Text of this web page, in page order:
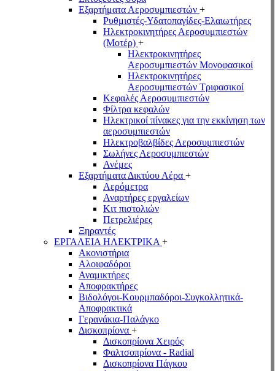
Εξαρτήματα Αεροσυμπιεστών +
Ρυθμιστές-Υδατοπαγίδες-Ελαιωτήρες
Ηλεκτροκινητήρες Αεροσυμπιεστών
(Μοτέρ) +
Ηλεκτροκινητήρες
Αεροσυμπιεστών Μονοφασικοί
Ηλεκτροκινητήρες
Αεροσυμπιεστών Τριφασικοί
Κεφαλές Αεροσυμπιεστών
Φίλτρα κεφαλών
Ηλεκτρικοί πίνακες για την εκκίνηση των
αεροσυμπιεστών
Ηλεκτροβαλβίδες Αεροσυμπιεστών
Σωλήνες Αεροσυμπιεστών
Ανέμες
Εξαρτήματα Δικτύου Αέρα +
Αερόμετρα
Αναρτήρες εργαλείων
Κιτ πιστολιών
Πετρελιέρες
Ξηραντές
ΕΡΓΑΛΕΙΑ ΗΛΕΚΤΡΙΚΑ +
Ακονιστήρια
Αλοιφαδόροι
Αναμικτήρες
Αποφρακτήρες
Βιδολόγοι-Κουρμπαδόροι-Συγκολλητικά-
Αποφρακτικά
Γερανάκια-Παλάγκο
Δισκοπρίονα +
Δισκοπρίονα Χειρός
Φαλτσοπρίονα - Radial
Δισκοπρίονα Πάγκου